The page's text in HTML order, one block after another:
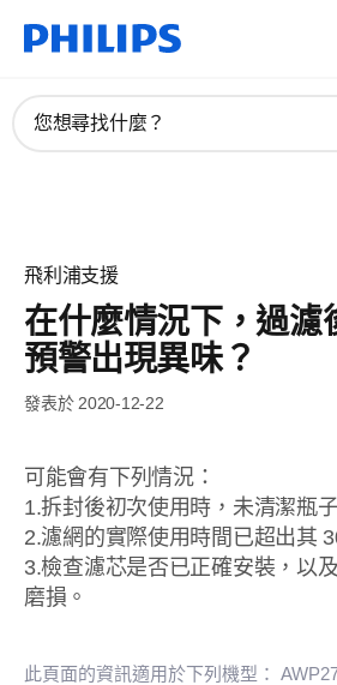
您想尋找什麼？
飛利浦支援
在什麼情況下，過濾
預警出現異味？
發表於 2020-12-22
可能會有下列情況：
1.拆封後初次使用時，未清潔瓶子
2.濾網的實際使用時間已超出其
3.檢查濾芯是否已正確安裝，以
磨損。
此頁面的資訊適用於下列機型：